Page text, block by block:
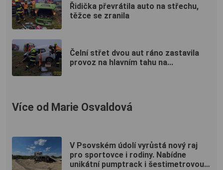
Řidička převrátila auto na střechu,
těžce se zranila
Čelní střet dvou aut ráno zastavila
provoz na hlavním tahu na...
Více od Marie Osvaldová
V Psovském údolí vyrůstá nový raj
pro sportovce i rodiny. Nabídne
unikátní pumptrack i šestimetrovou